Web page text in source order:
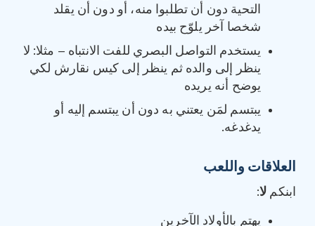
التحية دون أن تطلبوا منه، أو دون أن يقلد
شخصا آخر يلوّح بيده
يستخدم التواصل البصري للفت الانتباه – مثلا: لا
ينظر إلى والده ثم ينظر إلى كيس نقارش لكي
يوضح أنه يريده
يبتسم لمَن يعتني به دون أن يبتسم إليه أو
يدغدغه.
العلاقات واللعب
ابنكم لا:
يهتم بالأولاد الآخرين